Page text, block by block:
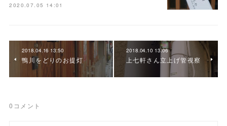
2020.07.05 14:01
2018.04.16 13:50
鴨川をどりのお提灯
2018.04.10 13:06
上七軒さん立上げ管視察
0 コメント